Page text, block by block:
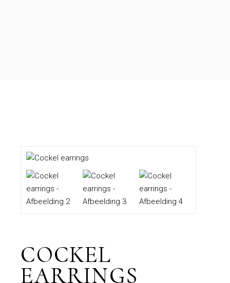
COCKEL
EARRINGS